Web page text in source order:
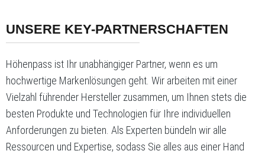
UNSERE KEY-PARTNERSCHAFTEN
Höhenpass ist Ihr unabhängiger Partner, wenn es um
hochwertige Markenlösungen geht. Wir arbeiten mit einer
Vielzahl führender Hersteller zusammen, um Ihnen stets die
besten Produkte und Technologien für Ihre individuellen
Anforderungen zu bieten. Als Experten bündeln wir alle
Ressourcen und Expertise, sodass Sie alles aus einer Hand